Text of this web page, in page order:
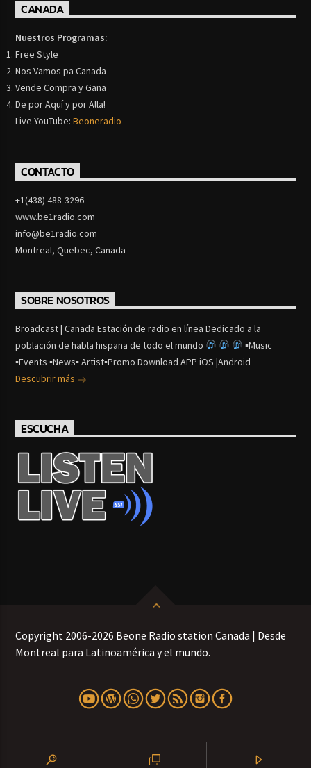
CANADA
Nuestros Programas:
Free Style
Nos Vamos pa Canada
Vende Compra y Gana
De por Aquí y por Alla!
Live YouTube:Beoneradio
CONTACTO
+1(438) 488-3296
www.be1radio.com
info@be1radio.com
Montreal, Quebec, Canada
SOBRE NOSOTROS
Broadcast | Canada Estación de radio en línea Dedicado a la
población de habla hispana de todo el mundo
▪Music
▪Events ▪News▪ Artist▪Promo Download APP iOS |Android
Descubrir más
ESCUCHA
Copyright 2006-2026 Beone Radio station Canada | Desde
Montreal para Latinoamérica y el mundo.